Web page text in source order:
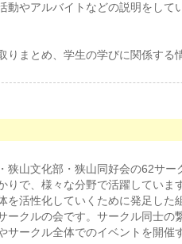
やアルバイトなどの説明をして
まとめ、学生の学びに関係する
山文化部・狭山同好会の62サー
りで、様々な分野で活躍しています
活性化していくために発足した
ークルの会です。サークル同士の
サークル全体でのイベントを開催